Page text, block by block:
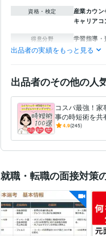
資格・検定 産業カウン
キャリアコ
得意分野 学習指導・
キャリア
住まい・美
ライフスタ
語学力 英語 ビジ
出品者の実績をもっと見る
出品者のその他の人
コスパ最強！家
事の時短術を共
売実績224件！
4.9(245)
就職・転職の面接対策